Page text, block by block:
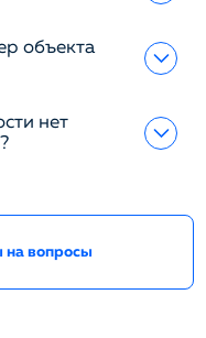
объекта
нет
на вопросы